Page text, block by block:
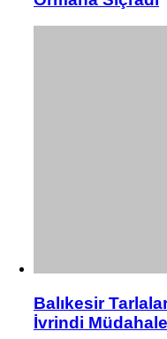
Balıkesir
İvrindi Müdahale